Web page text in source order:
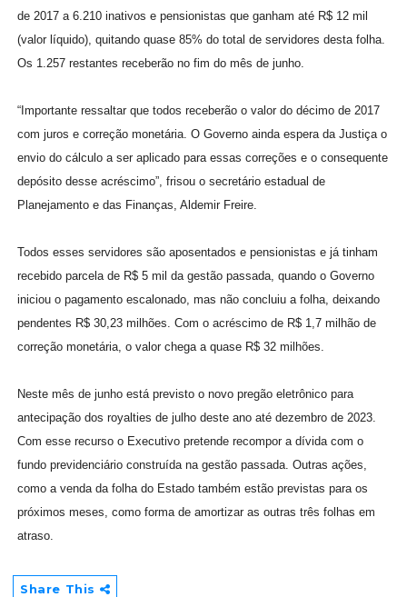
de 2017 a 6.210 inativos e pensionistas que ganham até R$ 12 mil
(valor líquido), quitando quase 85% do total de servidores desta folha.
Os 1.257 restantes receberão no fim do mês de junho.
“Importante ressaltar que todos receberão o valor do décimo de 2017
com juros e correção monetária. O Governo ainda espera da Justiça o
envio do cálculo a ser aplicado para essas correções e o consequente
depósito desse acréscimo”, frisou o secretário estadual de
Planejamento e das Finanças, Aldemir Freire.
Todos esses servidores são aposentados e pensionistas e já tinham
recebido parcela de R$ 5 mil da gestão passada, quando o Governo
iniciou o pagamento escalonado, mas não concluiu a folha, deixando
pendentes R$ 30,23 milhões. Com o acréscimo de R$ 1,7 milhão de
correção monetária, o valor chega a quase R$ 32 milhões.
Neste mês de junho está previsto o novo pregão eletrônico para
antecipação dos royalties de julho deste ano até dezembro de 2023.
Com esse recurso o Executivo pretende recompor a dívida com o
fundo previdenciário construída na gestão passada. Outras ações,
como a venda da folha do Estado também estão previstas para os
próximos meses, como forma de amortizar as outras três folhas em
atraso.
Share This